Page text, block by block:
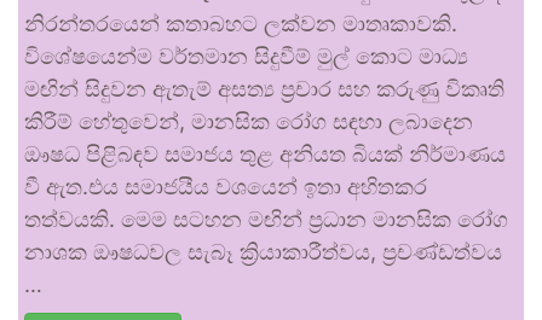
නිරන්තරයෙන් කතාබහට ලක්වන මාතෘකාවකි.
විශේෂයෙන්ම වර්තමාන සිදුවීම් මුල් කොට මාධ්‍ය
මඟින් සිදුවන ඇතැම් අසත්‍ය ප්‍රචාර සහ කරුණු විකෘති
කිරීම් හේතුවෙන්, මානසික රෝග සඳහා ලබාදෙන
ඖෂධ පිළිබඳව සමාජය තුළ අනියත බියක් නිර්මාණය
වී ඇත.එය සමාජයීය වශයෙන් ඉතා අහිතකර
තත්වයකි. මෙම සටහන මඟින් ප්‍රධාන මානසික රෝග
නාශක ඖෂධවල සැබෑ ක්‍රියාකාරීත්වය, ප්‍රචණ්ඩත්වය
…